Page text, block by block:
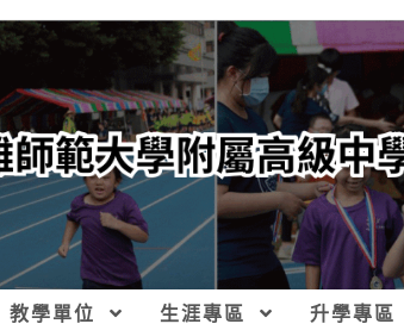
教學單位 生涯專區 升學專區